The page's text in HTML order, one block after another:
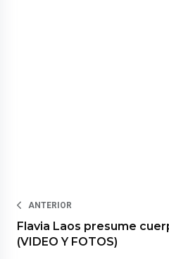
ANTERIOR
Flavia Laos presume
(VIDEO Y FOTOS)